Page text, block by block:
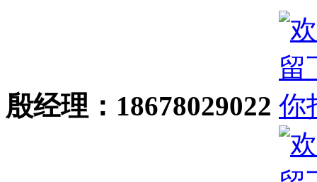
殷经理：18678029022